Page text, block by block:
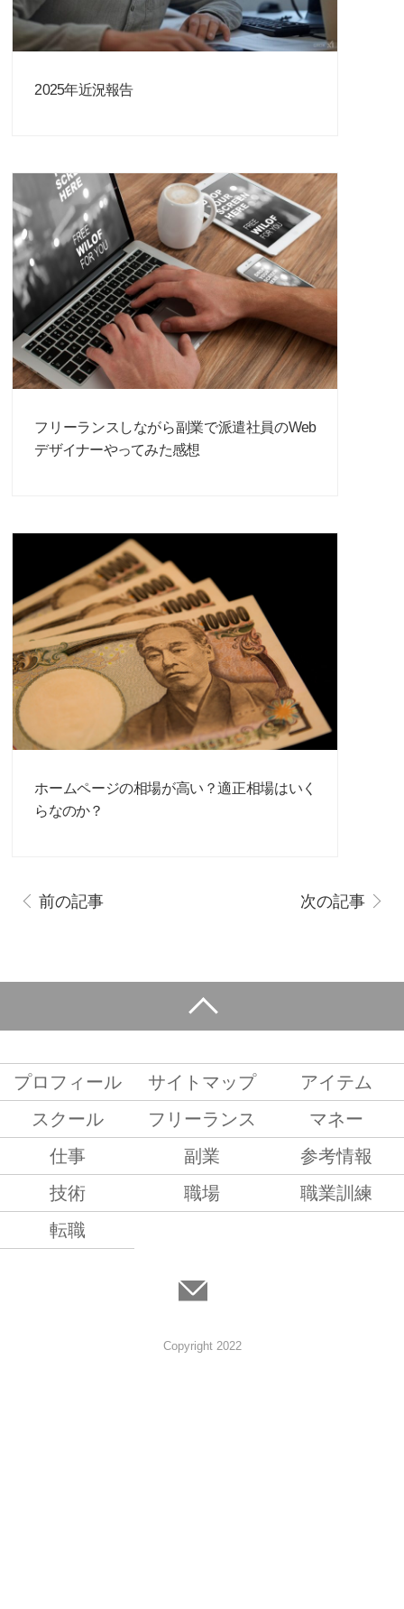
2025年近況報告
フリーランスしながら副業で派遣社員のWeb
デザイナーやってみた感想
ホームページの相場が高い？適正相場はいく
らなのか？
前の記事 次の記事
プロフィール サイトマップ
アイテム
スクール
フリーランス
マネー
仕事
副業
参考情報
技術
職場
職業訓練
転職
Copyright 2022